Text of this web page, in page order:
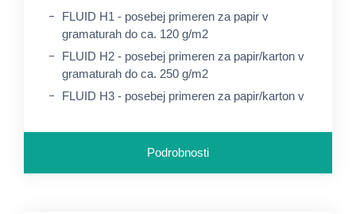
FLUID H1 - posebej primeren za papir v
gramaturah do ca. 120 g/m2
FLUID H2 - posebej primeren za papir/karton v
gramaturah do ca. 250 g/m2
FLUID H3 - posebej primeren za papir/karton v
Podrobnosti